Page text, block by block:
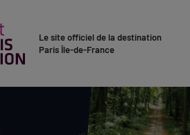
Le site officiel de la destination
Paris Île-de-France